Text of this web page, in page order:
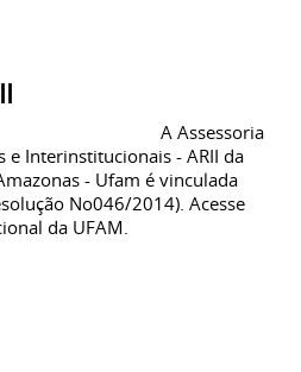
A Assessoria
e Interinstitucionais - ARII da
- Ufam é vinculada
No046/2014). Acesse
da UFAM.